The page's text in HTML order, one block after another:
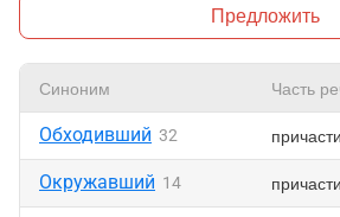
Предложить
Синоним Часть
Обходивший 32
Окружавший 14